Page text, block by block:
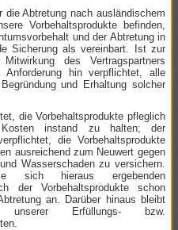
Abtretung nach ausländischem
Vorbehaltsprodukte befinden,
und der Abtretung in
Sicherung als vereinbart. Ist zur
des Vertragspartners
hin verpflichtet, alle
und Erhaltung solcher
die Vorbehaltsprodukte pfleglich
instand zu halten; der
die Vorbehaltsprodukte
ausreichend zum Neuwert gegen
Wasserschaden zu versichern.
sich hieraus ergebenden
der Vorbehaltsprodukte schon
an. Darüber hinaus bleibt
Erfüllungs- bzw.